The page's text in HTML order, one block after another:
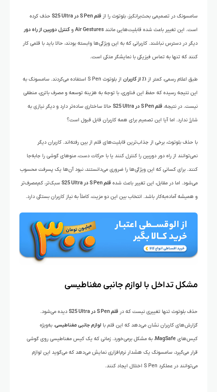
سامسونگ در تصمیمی بحث‌برانگیز، بلوتوث را از قلم S Pen در S25 Ultra حذف کرده
است. این تغییر باعث شده قابلیت‌هایی مانند Air Gestures و کنترل دوربین از راه دور
دیگر در دسترس نباشند. کاربرانی که به این ویژگی‌ها وابسته بودند، حالا باید با قلمی کار
کنند که تنها به تماس فیزیکی با نمایشگر متکی است.
طبق اعلام رسمی، کمتر از ۱٪ از کاربران از بلوتوث S Pen استفاده می‌کردند. سامسونگ به
این نتیجه رسیده که حفظ این فناوری، با توجه به هزینه توسعه و مصرف باتری، منطقی
نیست. در نتیجه، قلم S Pen در S25 Ultra حالا ساختاری ساده‌تر دارد و دیگر نیازی به
شارژ ندارد. اما آیا این تصمیم برای همه کاربران قابل قبول است؟
با حذف بلوتوث، برخی از جذاب‌ترین قابلیت‌های قلم از بین رفته‌اند. کاربران دیگر
نمی‌توانند از راه دور دوربین را کنترل کنند یا با حرکات دست، منوهای گوشی را جابه‌جا
کنند. برای کسانی که این ویژگی‌ها را ضروری می‌دانستند، نبود آن‌ها یک پسرفت محسوب
می‌شود. اما در مقابل، این تغییر باعث شده قلم S Pen در S25 Ultra سبک‌تر، کم‌مصرف‌تر
و همیشه آماده‌به‌کار باشد. انتخاب بین این دو مزیت، کاملاً به نیاز کاربران بستگی دارد.
مشکل تداخل با لوازم جانبی مغناطیسی
حذف بلوتوث تنها تغییری نیست که در قلم S Pen در S25 Ultra دیده می‌شود.
گزارش‌های کاربران نشان می‌دهد که این قلم با لوازم جانبی مغناطیسی، به‌ویژه
کیس‌های MagSafe، به مشکل برمی‌خورد. زمانی که یک کیس مغناطیسی روی گوشی
قرار می‌گیرد، سامسونگ یک هشدار نرم‌افزاری نمایش می‌دهد که می‌گوید این لوازم
می‌توانند در عملکرد S Pen اختلال ایجاد کنند.